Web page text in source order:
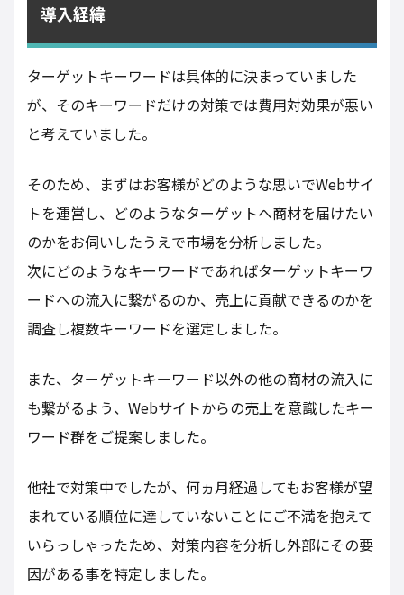
導入経緯
ターゲットキーワードは具体的に決まっていました
が、そのキーワードだけの対策では費用対効果が悪い
と考えていました。
そのため、まずはお客様がどのような思いでWebサイ
トを運営し、どのようなターゲットへ商材を届けたい
のかをお伺いしたうえで市場を分析しました。
次にどのようなキーワードであればターゲットキーワ
ードへの流入に繋がるのか、売上に貢献できるのかを
調査し複数キーワードを選定しました。
また、ターゲットキーワード以外の他の商材の流入に
も繋がるよう、Webサイトからの売上を意識したキー
ワード群をご提案しました。
他社で対策中でしたが、何ヵ月経過してもお客様が望
まれている順位に達していないことにご不満を抱えて
いらっしゃったため、対策内容を分析し外部にその要
因がある事を特定しました。